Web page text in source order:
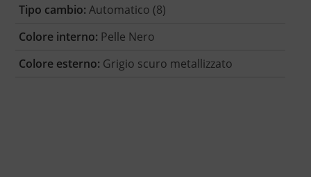
Tipo cambio: Automatico (8)
Colore interno: Pelle Nero
Colore esterno: Grigio scuro metallizzato